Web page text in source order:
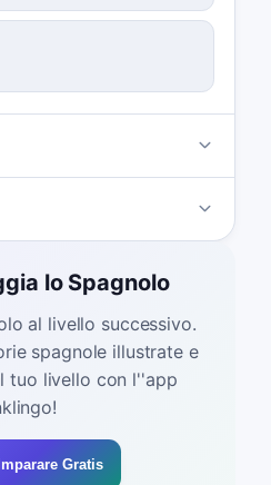
lo Spagnolo
al livello successivo.
spagnole illustrate e
tuo livello con l''app
Gratis